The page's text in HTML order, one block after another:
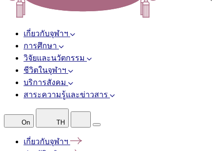
เกี่ยวกับจุฬาฯ
การศึกษา
วิจัยและนวัตกรรม
ชีวิตในจุฬาฯ
บริการสังคม
สาระความรู้และข่าวสาร
On TH
เกี่ยวกับจุฬาฯ